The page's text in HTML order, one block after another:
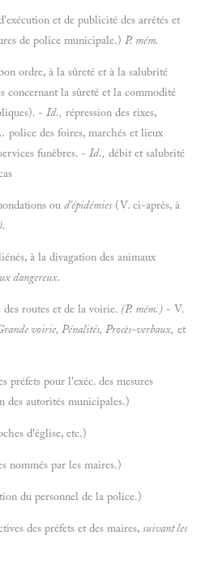
et de publicité des arrêtés et
de police municipale.) P. mém.
ordre, à la sûreté et à la salubrité
concernant la sûreté et la commodité
- Id., répression des rixes,
police des foires, marchés et lieux
funèbres. - Id., débit et salubrité
ou d'épidémies (V. ci-après, à
à la divagation des animaux
dangereux.
routes et de la voirie. (P. mém.) - V.
voirie, Pénalités, Procès-verbaux, et
pour l'exéc. des mesures
des autorités municipales.)
d'église, etc.)
par les maires.)
du personnel de la police.)
des préfets et des maires, suivant les